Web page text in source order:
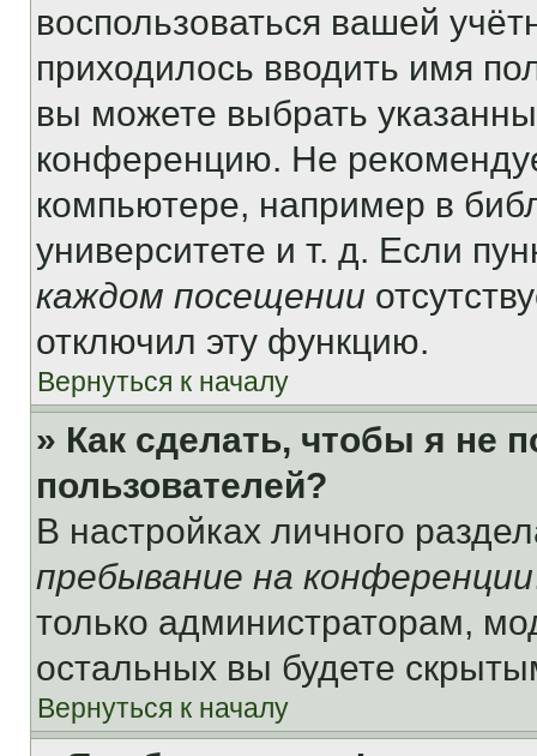
воспользоваться вашей
приходилось вводить имя
вы можете выбрать
конференцию. Не
компьютере, например в
университете и т. д. Если
каждом посещении
отключил эту функцию.
Вернуться к началу
» Как сделать, чтобы я не
пользователей?
В настройках личного
пребывание на конференции
только администраторам,
остальных вы будете
Вернуться к началу